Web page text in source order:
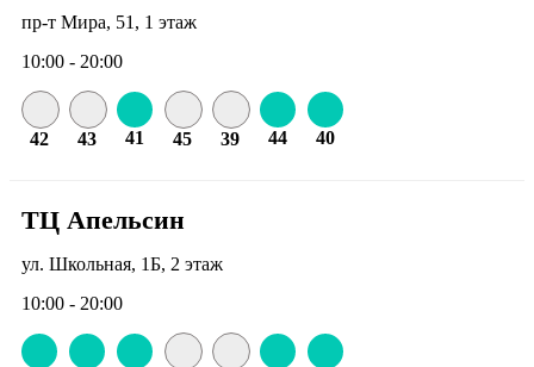
пр-т Мира, 51, 1 этаж
10:00 - 20:00
42 43 41 45 39 44 40
ТЦ Апельсин
ул. Школьная, 1Б, 2 этаж
10:00 - 20:00